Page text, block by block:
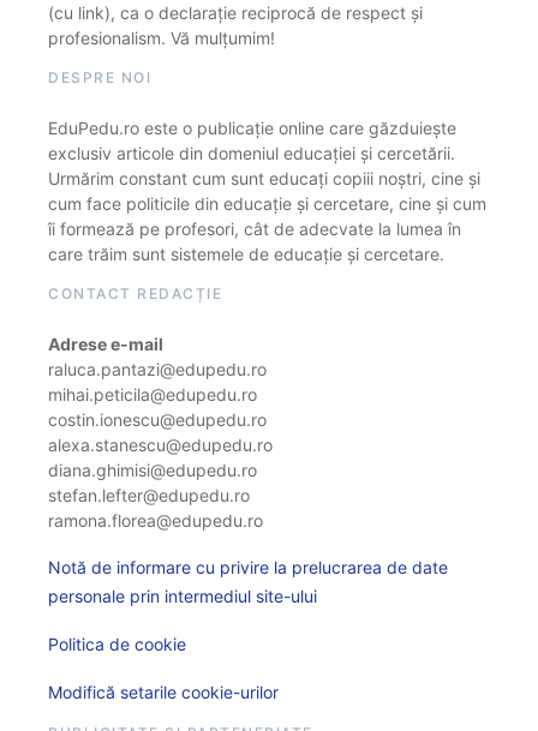
(cu link), ca o declarație reciprocă de respect și
profesionalism. Vă mulțumim!
DESPRE NOI
EduPedu.ro este o publicație online care găzduiește
exclusiv articole din domeniul educației și cercetării.
Urmărim constant cum sunt educați copiii noștri, cine și
cum face politicile din educație și cercetare, cine și cum
îi formează pe profesori, cât de adecvate la lumea în
care trăim sunt sistemele de educație și cercetare.
CONTACT REDACȚIE
Adrese e-mail
raluca.pantazi@edupedu.ro
mihai.peticila@edupedu.ro
costin.ionescu@edupedu.ro
alexa.stanescu@edupedu.ro
diana.ghimisi@edupedu.ro
stefan.lefter@edupedu.ro
ramona.florea@edupedu.ro
Notă de informare cu privire la prelucrarea de date
personale prin intermediul site-ului
Politica de cookie
Modifică setarile cookie-urilor